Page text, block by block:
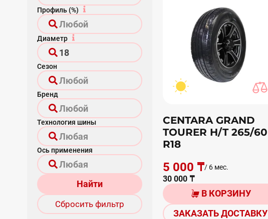
Профиль (%)
Диаметр
Сезон
Бренд
Технология шины
Ось применения
Найти
Сбросить фильтр
CENTARA GRAND
TOURER H/T 265/60
R18
5 000 ₸/ 6 мес.
30 000 ₸
В КОРЗИНУ
ЗАКАЗАТЬ ДОСТАВКУ